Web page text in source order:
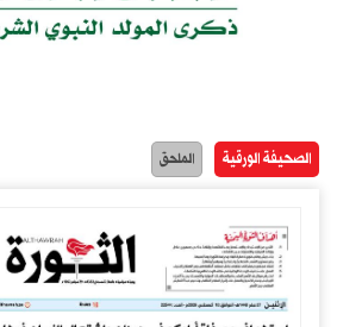
الصحيفة الورقية الملحق